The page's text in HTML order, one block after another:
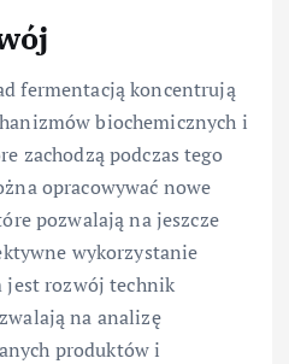
fermentacją koncentrują
biochemicznych i
zachodzą podczas tego
opracowywać nowe
pozwalają na jeszcze
wykorzystanie
jest rozwój technik
na analizę
produktów i